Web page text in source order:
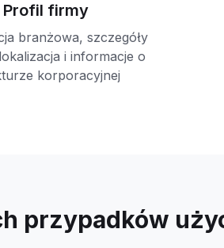
Profil firmy
branżowa, szczegóły
i informacje o
korporacyjnej
przypadków